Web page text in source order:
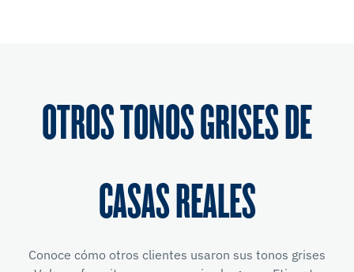
OTROS TONOS GRISES DE
CASAS REALES
Conoce cómo otros clientes usaron sus tonos grises